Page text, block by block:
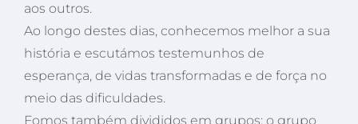
aos outros.
Ao longo destes dias, conhecemos melhor a sua
história e escutámos testemunhos de
esperança, de vidas transformadas e de força no
meio das dificuldades.
Fomos também divididos em grupos: o grupo